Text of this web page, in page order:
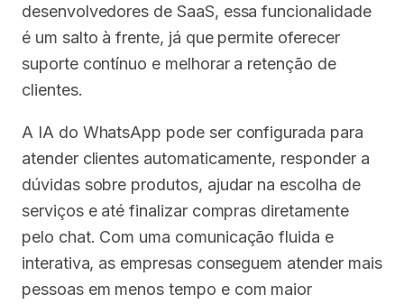
desenvolvedores de SaaS, essa funcionalidade
é um salto à frente, já que permite oferecer
suporte contínuo e melhorar a retenção de
clientes.
A IA do WhatsApp pode ser configurada para
atender clientes automaticamente, responder a
dúvidas sobre produtos, ajudar na escolha de
serviços e até finalizar compras diretamente
pelo chat. Com uma comunicação fluida e
interativa, as empresas conseguem atender mais
pessoas em menos tempo e com maior